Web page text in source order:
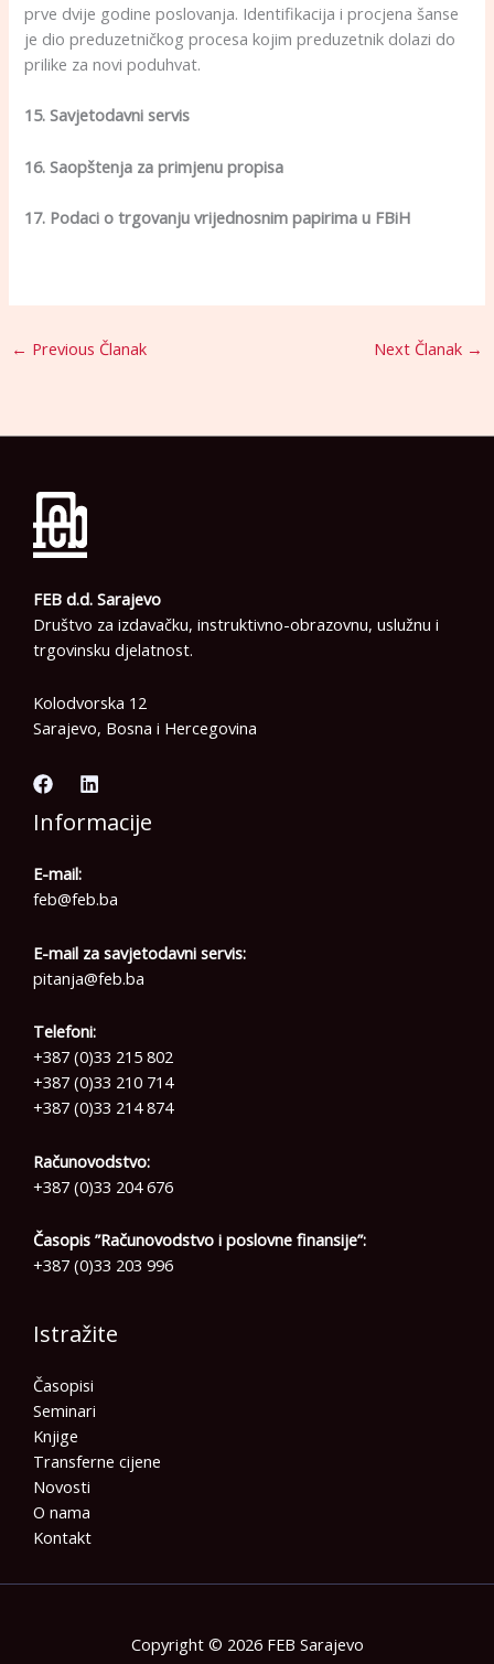
prve dvije godine poslovanja. Identifikacija i procjena šanse
je dio preduzetničkog procesa kojim preduzetnik dolazi do
prilike za novi poduhvat.
15. Savjetodavni servis
16. Saopštenja za primjenu propisa
17. Podaci o trgovanju vrijednosnim papirima u FBiH
← Previous Članak Next Članak →
FEB d.d. Sarajevo
Društvo za izdavačku, instruktivno-obrazovnu, uslužnu i
trgovinsku djelatnost.
Kolodvorska 12
Sarajevo, Bosna i Hercegovina
Informacije
E-mail:
feb@feb.ba
E-mail za savjetodavni servis:
pitanja@feb.ba
Telefoni:
+387 (0)33 215 802
+387 (0)33 210 714
+387 (0)33 214 874
Računovodstvo:
+387 (0)33 204 676
Časopis ”Računovodstvo i poslovne finansije”:
+387 (0)33 203 996
Istražite
Časopisi
Seminari
Knjige
Transferne cijene
Novosti
O nama
Kontakt
Copyright © 2026 FEB Sarajevo